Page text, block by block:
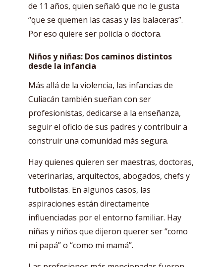
de 11 años, quien señaló que no le gusta
“que se quemen las casas y las balaceras”.
Por eso quiere ser policía o doctora.
Niños y niñas: Dos caminos distintos
desde la infancia
Más allá de la violencia, las infancias de
Culiacán también sueñan con ser
profesionistas, dedicarse a la enseñanza,
seguir el oficio de sus padres y contribuir a
construir una comunidad más segura.
Hay quienes quieren ser maestras, doctoras,
veterinarias, arquitectos, abogados, chefs y
futbolistas. En algunos casos, las
aspiraciones están directamente
influenciadas por el entorno familiar. Hay
niñas y niños que dijeron querer ser “como
mi papá” o “como mi mamá”.